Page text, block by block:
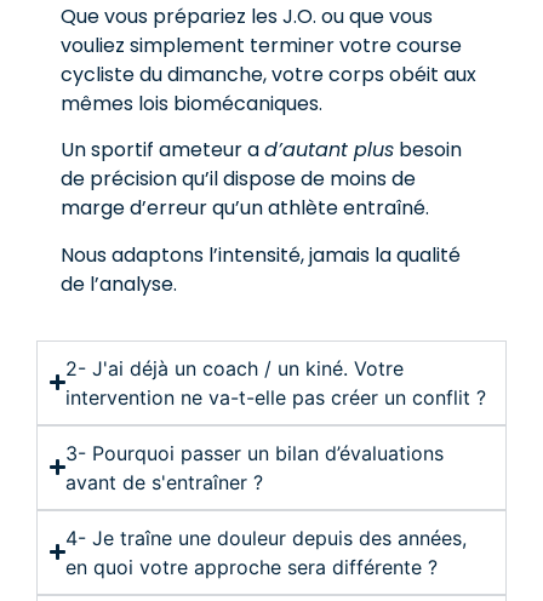
Que vous prépariez les J.O. ou que vous
vouliez simplement terminer votre course
cycliste du dimanche, votre corps obéit aux
mêmes lois biomécaniques.
Un sportif ameteur ad’autant plus besoin
de précision qu’il dispose de moins de
marge d’erreur qu’un athlète entraîné.
Nous adaptons l’intensité, jamais la qualité
de l’analyse.
2- J'ai déjà un coach / un kiné. Votre
intervention ne va-t-elle pas créer un conflit ?
3- Pourquoi passer un bilan d’évaluations
avant de s'entraîner ?
4- Je traîne une douleur depuis des années,
en quoi votre approche sera différente ?